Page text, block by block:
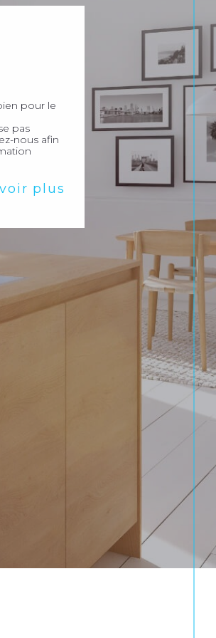
pour le
pas
nous afin
plus